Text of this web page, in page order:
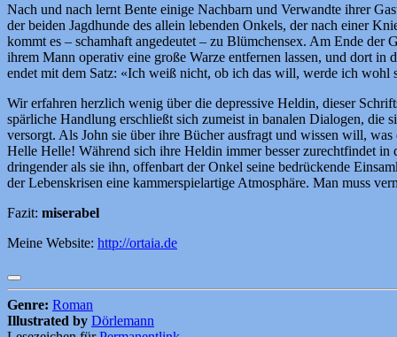
Nach und nach lernt Bente einige Nachbarn und Verwandte ihrer
der beiden Jagdhunde des allein lebenden Onkels, der nach einer
kommt es – schamhaft angedeutet – zu Blümchensex. Am Ende der
ihrem Mann operativ eine große Warze entfernen lassen, und dort
endet mit dem Satz: «Ich weiß nicht, ob ich das will, werde ich wohl
Wir erfahren herzlich wenig über die depressive Heldin, dieser
spärliche Handlung erschließt sich zumeist in banalen Dialogen, die
versorgt. Als John sie über ihre Bücher ausfragt und wissen will,
Helle Helle! Während sich ihre Heldin immer besser zurechtfindet in
dringender als sie ihn, offenbart der Onkel seine bedrückende
der Lebenskrisen eine kammerspielartige Atmosphäre. Man muss
Fazit: miserabel
Meine Website: http://ortaia.de
Genre: Roman
Illustrated by Dörlemann